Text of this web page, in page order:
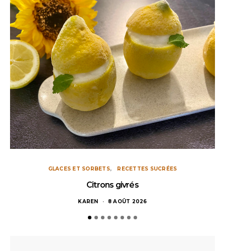
GLACES ET SORBETS RECETTES SUCRÉES
Citrons givrés
KAREN 8 AOÛT 2026